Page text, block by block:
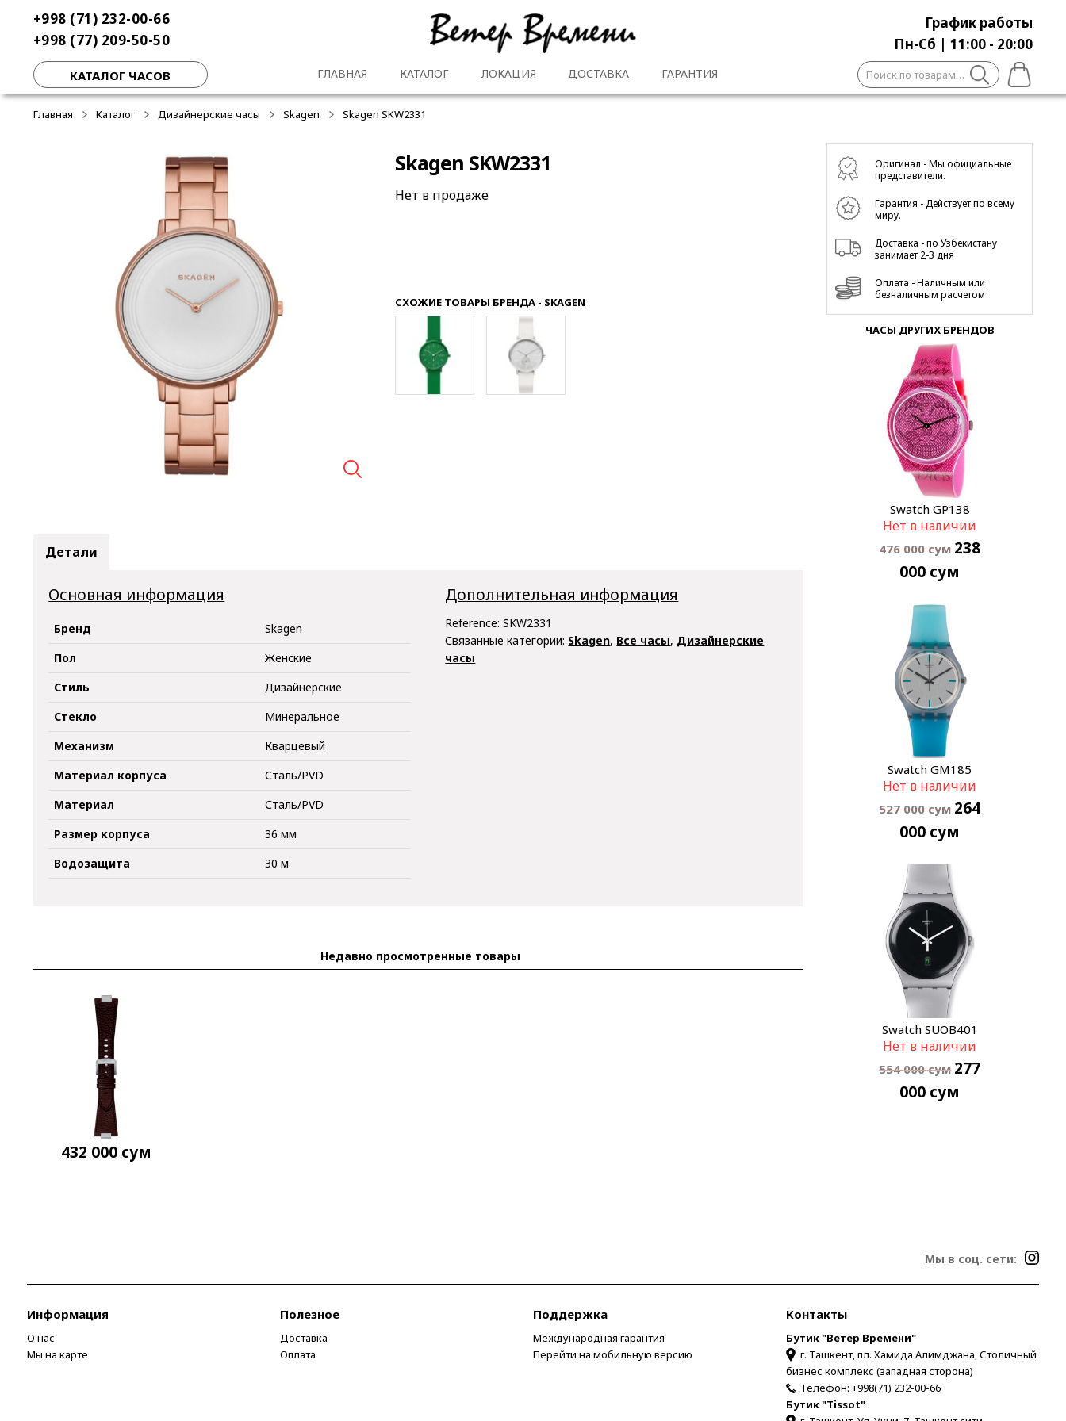
навигации
содержимому
+998 (71) 232-00-66
+998 (77) 209-50-50
График работы
Пн-Сб | 11:00 - 20:00
КАТАЛОГ ЧАСОВ ГЛАВНАЯ КАТАЛОГ ЛОКАЦИЯ ДОСТАВКА ГАРАНТИЯ Искать:
Главная Каталог Дизайнерские часы Skagen Skagen SKW2331
Skagen SKW2331
Нет в продаже
СХОЖИЕ ТОВАРЫ БРЕНДА - SKAGEN
Детали
Основная информация
Бренд
Skagen
Пол
Женские
Стиль
Дизайнерские
Стекло
Минеральное
Механизм
Кварцевый
Материал корпуса
Сталь/PVD
Материал
Сталь/PVD
Размер корпуса
36 мм
Водозащита
30 м
Дополнительная информация
Reference:SKW2331
Связанные категории: Skagen, Все часы, Дизайнерские
часы
Недавно просмотренные товары
432 000 сум
Оригинал - Мы официальные
представители.
Гарантия - Действует по всему
миру.
Доставка - по Узбекистану
занимает 2-3 дня
Оплата - Наличным или
безналичным расчетом
ЧАСЫ ДРУГИХ БРЕНДОВ
Swatch GP138
-50%
Нет в наличии
476 000сум 238
000 сум
Swatch GM185
-50%
Нет в наличии
527 000сум 264
000 сум
Swatch SUOB401
-50%
Нет в наличии
554 000сум 277
000 сум
Мы в соц. сети:
Информация
О нас
Мы на карте
Полезное
Доставка
Оплата
Поддержка
Международная гарантия
Перейти на мобильную версию
Контакты
Бутик "Ветер Времени"
г. Ташкент, пл. Хамида Алимджана, Столичный
бизнес комплекс (западная сторона)
Телефон: +998(71) 232-00-66
Бутик "Tissot"